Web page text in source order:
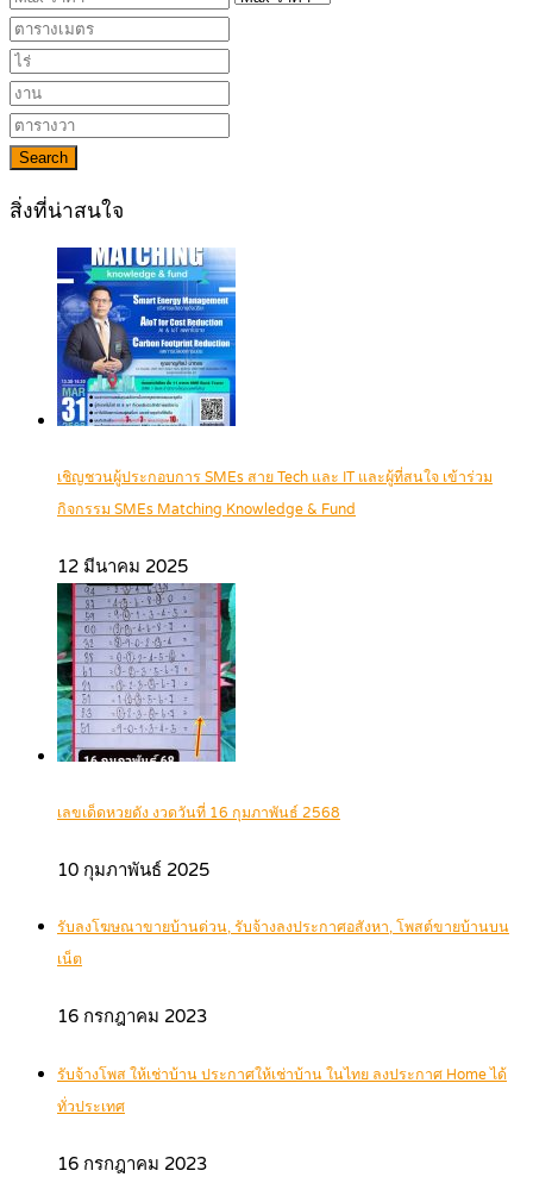
Search
สิ่งที่น่าสนใจ
เชิญชวนผู้ประกอบการ SMEs สาย Tech และ IT และผู้ที่สนใจ เข้าร่วม
กิจกรรม SMEs Matching Knowledge & Fund
12 มีนาคม 2025
เลขเด็ดหวยดัง งวดวันที่ 16 กุมภาพันธ์ 2568
10 กุมภาพันธ์ 2025
รับลงโฆษณาขายบ้านด่วน, รับจ้างลงประกาศอสังหา, โพสต์ขายบ้านบน
เน็ต
16 กรกฎาคม 2023
รับจ้างโพส ให้เช่าบ้าน ประกาศให้เช่าบ้าน ในไทย ลงประกาศ Home ได้
ทั่วประเทศ
16 กรกฎาคม 2023